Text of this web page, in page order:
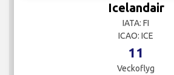
Icelandair
IATA: FI
ICAO: ICE
11
Veckoflyg